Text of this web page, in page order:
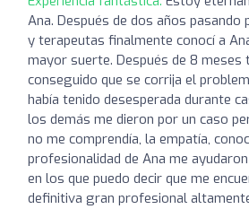
Ana. Después de dos años pasando
y terapeutas finalmente conocí a
mayor suerte. Después de 8 meses
conseguido que se corrija el
había tenido desesperada durante
los demás me dieron por un caso
no me comprendía, la empatía,
profesionalidad de Ana me
en los que puedo decir que me
definitiva gran profesional